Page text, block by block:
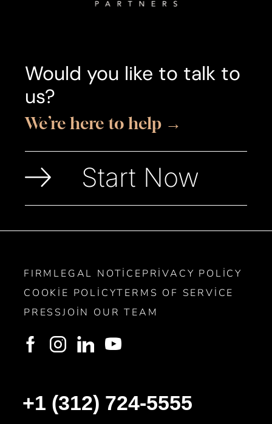
Would you like to talk to
us?
We’re here to help →
Start Now
FIRM LEGAL NOTICEPRIVACY POLICY
COOKIE POLICYTERMS OF SERVICE
PRESSJOIN OUR TEAM
+1 (312) 724-5555